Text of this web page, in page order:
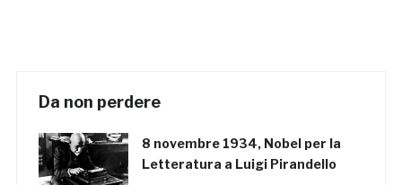
Da non perdere
8 novembre 1934, Nobel per la
Letteratura a Luigi Pirandello